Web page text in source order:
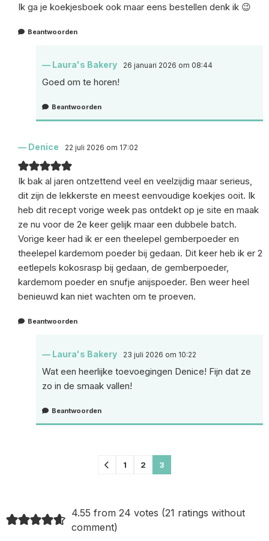
Ik ga je koekjesboek ook maar eens bestellen denk ik 😉
Beantwoorden
Laura's Bakery 26 januari 2026 om 08:44
Goed om te horen!
Beantwoorden
Denice 22 juli 2026 om 17:02
Ik bak al jaren ontzettend veel en veelzijdig maar serieus,
dit zijn de lekkerste en meest eenvoudige koekjes ooit. Ik
heb dit recept vorige week pas ontdekt op je site en maak
ze nu voor de 2e keer gelijk maar een dubbele batch.
Vorige keer had ik er een theelepel gemberpoeder en
theelepel kardemom poeder bij gedaan. Dit keer heb ik er 2
eetlepels kokosrasp bij gedaan, de gemberpoeder,
kardemom poeder en snufje anijspoeder. Ben weer heel
benieuwd kan niet wachten om te proeven.
Beantwoorden
Laura's Bakery 23 juli 2026 om 10:22
Wat een heerlijke toevoegingen Denice! Fijn dat ze
zo in de smaak vallen!
Beantwoorden
1 2 3
4.55 from 24 votes (21 ratings without
comment)